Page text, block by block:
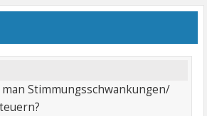
Stimmungsschwankungen/